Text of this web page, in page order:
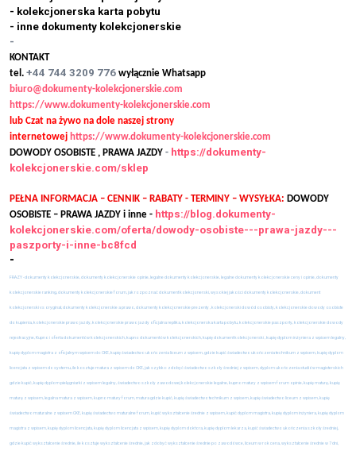
- kolekcjonerska karta pobytu
- inne dokumenty kolekcjonerskie
-
KONTAKT
tel. +44 744 3209 776 wyłącznie Whatsapp
biuro@dokumenty-kolekcjonerskie.com
https://www.dokumenty-kolekcjonerskie.com
lub Czat na żywo na dole naszej strony
internetowej https://www.dokumenty-kolekcjonerskie.com
DOWODY OSOBISTE , PRAWA JAZDY - https://dokumenty-
kolekcjonerskie.com/sklep
PEŁNA INFORMACJA – CENNIK – RABATY - TERMINY – WYSYŁKA: DOWODY
OSOBISTE – PRAWA JAZDY i inne - https://blog.dokumenty-
kolekcjonerskie.com/oferta/dowody-osobiste---prawa-jazdy---
paszporty-i-inne-bc8fcd
-
FRAZY - dokumenty kolekcjonerskie, dokumenty kolekcjonerskie opinie, legalne dokumenty kolekcjonerskie, legalne dokumenty kolekcjonerskie ceny i opinie, dokumenty
kolekcjonerskie ranking, dokumenty kolekcjonerskie forum, jak rozpoznać dokument kolekcjonerski, wysokiej jakości dokumenty kolekcjonerskie, dokument
kolekcjonerski vs oryginał, dokumenty kolekcjonerskie a prawo, dokumenty kolekcjonerskie prezenty , kolekcjonerski dowód osobisty, kolekcjonerskie dowody osobiste
do kupienia, kolekcjonerskie prawo jazdy, kolekcjonerskie prawo jazdy oficjalna replika, kolekcjonerska karta pobytu, kolekcjonerskie paszporty, kolekcjonerskie dowody
rejestracyjne, Kupno i oferta dokumentów kolekcjonerskich, kupno dokumentów kolekcjonerskich, kupię dokument kolekcjonerski , kupię dyplom inżyniera z wpisem legalny,
kupię dyplom magistra z oficjalnym wpisem do CKE, kupię świadectwo ukończenia liceum z wpisem, gdzie kupić świadectwo ukończenia technikum z wpisem, kupię dyplom
licencjata z wpisem do systemu, ile kosztuje matura z wpisem do CKE, jak szybko zdobyć świadectwo szkoły średniej z wpisem, dyplom ukończenia studiów magisterskich
gdzie kupić, kupię dyplom pielęgniarki z wpisem legalny, świadectwo szkoły zawodowej kolekcjonerskie legalne, kupno matury z wpisem forum opinie, kupię maturę, kupię
maturę z wpisem, legalna matura z wpisem, kupno matury forum, matura gdzie kupić, kupię świadectwo technikum z wpisem, kupię świadectwo liceum z wpisem, kupię
świadectwo maturalne z wpisem CKE, kupię świadectwo maturalne forum, kupić wykształcenie średnie z wpisem, kupić dyplom magistra, kupię dyplom inżyniera, kupię dyplom
magistra z wpisem, kupię dyplom licencjata, kupię dyplom licencjata z wpisem, kupię dyplom doktora, kupię dyplom lekarza, kupić świadectwo ukończenia szkoły średniej,
gdzie kupić wykształcenie średnie, ile kosztuje wykształcenie średnie, jak zdobyć wykształcenie średnie po zawodówce, liceum w rok cena, wykształcenie średnie w 7 dni,